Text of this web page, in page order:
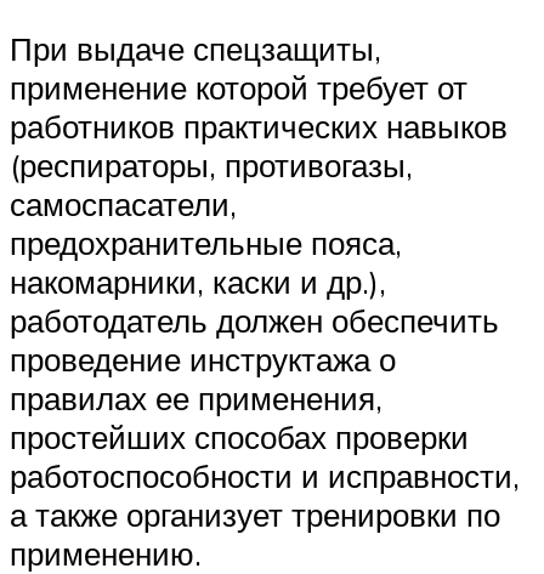
При выдаче спецзащиты,
применение которой требует от
работников практических навыков
(респираторы, противогазы,
самоспасатели,
предохранительные пояса,
накомарники, каски и др.),
работодатель должен обеспечить
проведение инструктажа о
правилах ее применения,
простейших способах проверки
работоспособности и исправности,
а также организует тренировки по
применению.